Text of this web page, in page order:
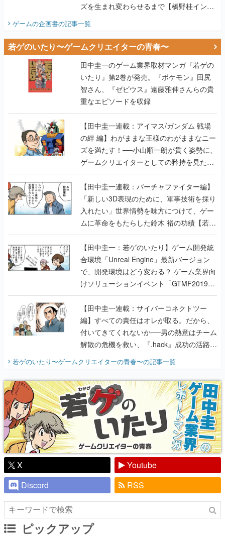
ズを生まれ変わらせるまで【橋野桂インタ
ゲームの企画書の記事一覧
若ゲのいたり〜ゲームクリエイターの青春〜
田中圭一のゲーム業界取材マンガ『若ゲの
いたり』第2巻が発売。『ポケモン』田尻
智さん、『ゼビウス』遠藤雅伸さんらの貴
重なエピソードを収録
【田中圭一連載：アイマス/ガンダム 戦場
の絆 編】わがままな王様のわがままなニー
ズを満たす！──小山順一朗が貫く姿勢に、
ゲームクリエイターとしての矜持を見た
【若ゲのいたり最終回】
【田中圭一連載：バーチャファイター編】
「新しい3D表現のために、軍事技術を採り
入れたい」世界情勢を味方につけて、ゲー
ムに革命をもたらした鈴木 裕の功績【若ゲ
のいたり】
【田中圭一：若ゲのいたり】ゲーム開発統
合環境「Unreal Engine」最新バージョン
で、開発環境はどう変わる？ ゲーム業界向
けソリューションイベント「GTMF2019」
に行って、より理解を深めよう【PR】
【田中圭一連載：サイバーコネクトツー
編】すべての責任はオレが取る。だから、
付いてきてくれないか──男の熱意はチーム
解散の危機を救い、『.hack』成功の活路を
『少年ジャンプ』色だった【若ゲのいた
り】
若ゲのいたり〜ゲームクリエイターの青春〜の記事一覧
X
Youtube
Discord
RSS
ピックアップ